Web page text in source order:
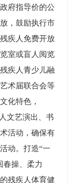
府指导价的公
，鼓励执行市
疾人免费开放
室或盲人阅览
疾人青少儿融
术届联合会等
化特色，
文艺演出、书
活动，确保有
动。打造“一
春操、柔力
残疾人体育健